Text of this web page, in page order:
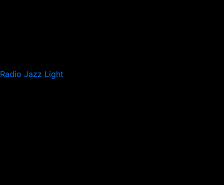
Radio Jazz Light